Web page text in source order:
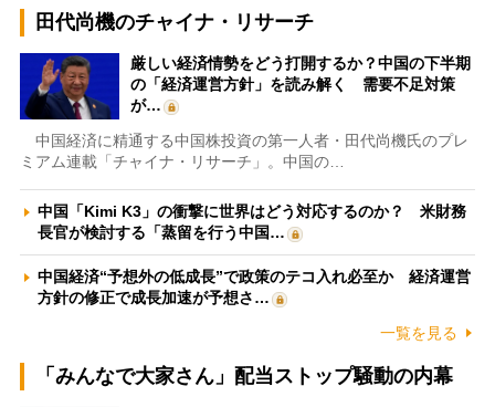
田代尚機のチャイナ・リサーチ
厳しい経済情勢をどう打開するか？中国の下半期
の「経済運営方針」を読み解く 需要不足対策
が…
中国経済に精通する中国株投資の第一人者・田代尚機氏のプレ
ミアム連載「チャイナ・リサーチ」。中国の…
中国「Kimi K3」の衝撃に世界はどう対応するのか？ 米財務
長官が検討する「蒸留を行う中国…
中国経済“予想外の低成長”で政策のテコ入れ必至か 経済運営
方針の修正で成長加速が予想さ…
一覧を見る
「みんなで大家さん」配当ストップ騒動の内幕